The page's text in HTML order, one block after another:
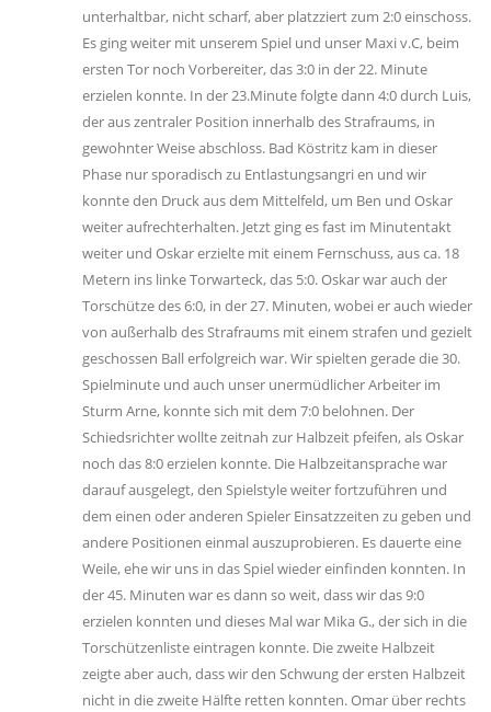
unterhaltbar, nicht scharf, aber platzziert zum 2:0 einschoss.
Es ging weiter mit unserem Spiel und unser Maxi v.C, beim
ersten Tor noch Vorbereiter, das 3:0 in der 22. Minute
erzielen konnte. In der 23.Minute folgte dann 4:0 durch Luis,
der aus zentraler Position innerhalb des Strafraums, in
gewohnter Weise abschloss. Bad Köstritz kam in dieser
Phase nur sporadisch zu Entlastungsangri en und wir
konnte den Druck aus dem Mittelfeld, um Ben und Oskar
weiter aufrechterhalten. Jetzt ging es fast im Minutentakt
weiter und Oskar erzielte mit einem Fernschuss, aus ca. 18
Metern ins linke Torwarteck, das 5:0. Oskar war auch der
Torschütze des 6:0, in der 27. Minuten, wobei er auch wieder
von außerhalb des Strafraums mit einem strafen und gezielt
geschossen Ball erfolgreich war. Wir spielten gerade die 30.
Spielminute und auch unser unermüdlicher Arbeiter im
Sturm Arne, konnte sich mit dem 7:0 belohnen. Der
Schiedsrichter wollte zeitnah zur Halbzeit pfeifen, als Oskar
noch das 8:0 erzielen konnte. Die Halbzeitansprache war
darauf ausgelegt, den Spielstyle weiter fortzuführen und
dem einen oder anderen Spieler Einsatzzeiten zu geben und
andere Positionen einmal auszuprobieren. Es dauerte eine
Weile, ehe wir uns in das Spiel wieder einfinden konnten. In
der 45. Minuten war es dann so weit, dass wir das 9:0
erzielen konnten und dieses Mal war Mika G., der sich in die
Torschützenliste eintragen konnte. Die zweite Halbzeit
zeigte aber auch, dass wir den Schwung der ersten Halbzeit
nicht in die zweite Hälfte retten konnten. Omar über rechts